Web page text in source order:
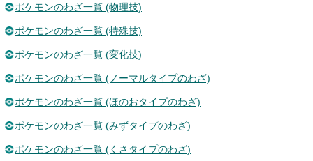
ポケモンのわざ一覧 (物理技)
ポケモンのわざ一覧 (特殊技)
ポケモンのわざ一覧 (変化技)
ポケモンのわざ一覧 (ノーマルタイプのわざ)
ポケモンのわざ一覧 (ほのおタイプのわざ)
ポケモンのわざ一覧 (みずタイプのわざ)
ポケモンのわざ一覧 (くさタイプのわざ)